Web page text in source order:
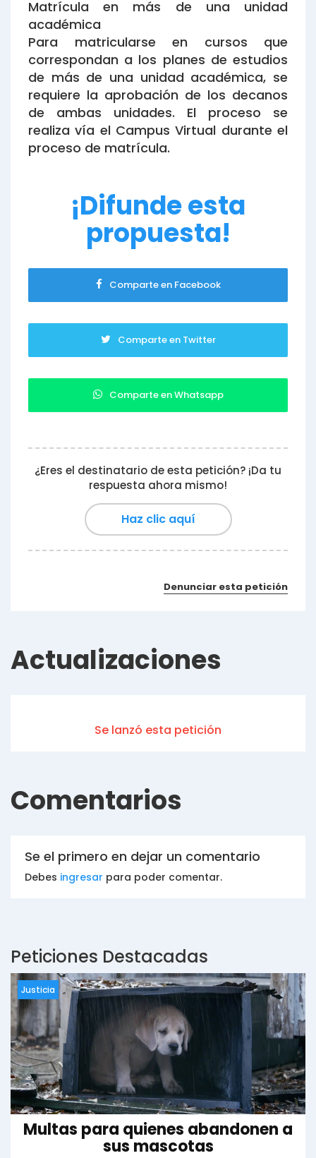
Matrícula en más de una unidad
académica
Para matricularse en cursos que
correspondan a los planes de estudios
de más de una unidad académica, se
requiere la aprobación de los decanos
de ambas unidades. El proceso se
realiza vía el Campus Virtual durante el
proceso de matrícula.
¡Difunde esta
propuesta!
Comparte en Facebook
Comparte en Twitter
Comparte en Whatsapp
¿Eres el destinatario de esta petición? ¡Da tu
respuesta ahora mismo!
Haz clic aquí
Denunciar esta petición
Actualizaciones
Se lanzó esta petición
Comentarios
Se el primero en dejar un comentario
Debes ingresar para poder comentar.
Peticiones Destacadas
Justicia
Multas para quienes abandonen a
sus mascotas